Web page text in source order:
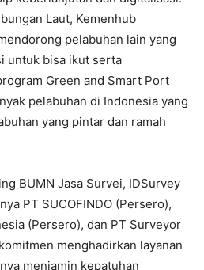
Laut, Kemenhub
pelabuhan lain yang
untuk bisa ikut serta
Green and Smart Port
pelabuhan di Indonesia yang
yang pintar dan ramah
BUMN Jasa Survei, IDSurvey
PT SUCOFINDO (Persero),
(Persero), dan PT Surveyor
menghadirkan layanan
menjamin kepatuhan